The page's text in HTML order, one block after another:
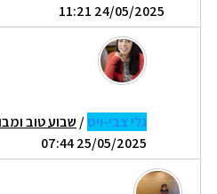
24/05/2025 11:21
גלי צבי-ויס/ שבוע טוב
25/05/2025 07:44